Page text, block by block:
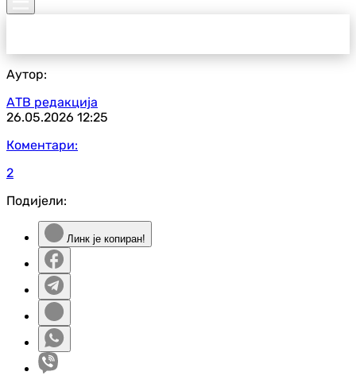
Аутор:
АТВ редакција
26.05.2026 12:25
Коментари:
2
Подијели:
Линк је копиран!